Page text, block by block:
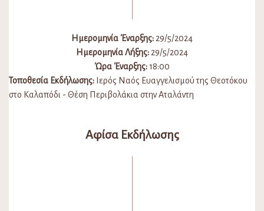
Ημερομηνία Έναρξης:29/5/2024
Ημερομηνία Λήξης:29/5/2024
Ώρα Έναρξης:18:00
Τοποθεσία Εκδήλωσης: Ιερός Ναός Ευαγγελισμού της Θεοτόκου
στο Καλαπόδι - Θέση Περιβολάκια στην Αταλάντη
Αφίσα Εκδήλωσης